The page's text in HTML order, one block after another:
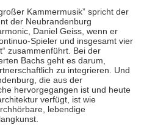
Kammermusik” spricht der
der Neubrandenburg
Daniel Geiss, wenn er
Spieler und insgesamt vier
zusammenführt. Bei der
Bachs geht es darum,
zu integrieren. Und
die aus der
hervorgegangen ist und heute
verfügt, ist wie
lebendige